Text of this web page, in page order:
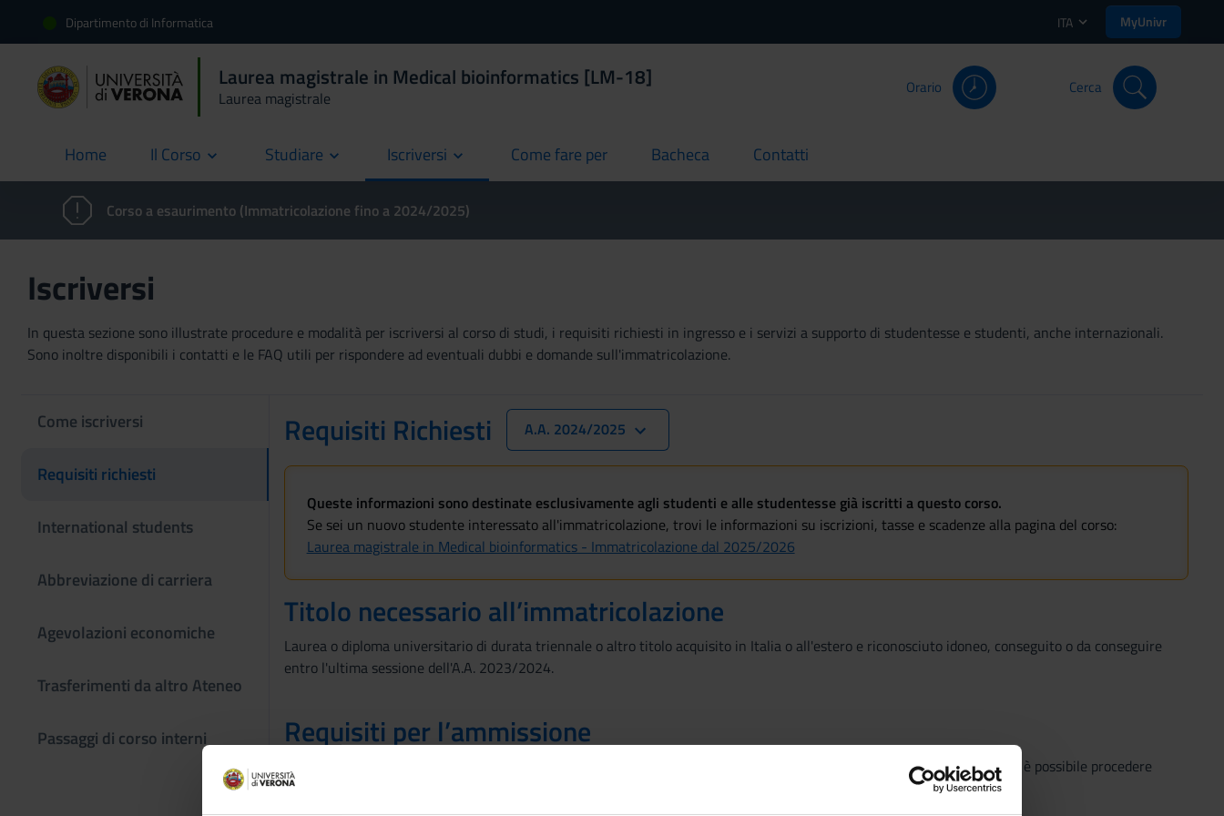
Dipartimento di Informatica ITA MyUnivr
Laurea magistrale in Medical bioinformatics [LM-18]
Laurea magistrale
Orario Cerca
Home
current Il Corso Studiare Iscriversi Come fare per
current Bacheca
current Contatti
current
Corso a esaurimento (Immatricolazione fino a 2024/2025)
Iscriversi
In questa sezione sono illustrate procedure e modalità per iscriversi al corso di studi, i requisiti richiesti in ingresso e i servizi a supporto di studentesse e studenti, anche internazionali.
Sono inoltre disponibili i contatti e le FAQ utili per rispondere ad eventuali dubbi e domande sull'immatricolazione.
Come iscriversi
Requisiti richiesti
International students
Abbreviazione di carriera
Agevolazioni economiche
Trasferimenti da altro Ateneo
Passaggi di corso interni
Requisiti Richiesti A.A. 2024/2025
Queste informazioni sono destinate esclusivamente agli studenti e alle studentesse già iscritti a questo corso.
Se sei un nuovo studente interessato all'immatricolazione, trovi le informazioni su iscrizioni, tasse e scadenze alla pagina del corso:
Laurea magistrale in Medical bioinformatics - Immatricolazione dal 2025/2026
Titolo necessario all’immatricolazione
Laurea o diploma universitario di durata triennale o altro titolo acquisito in Italia o all'estero e riconosciuto idoneo, conseguito o da conseguire
entro l'ultima sessione dell'A.A. 2023/2024.
Requisiti per l’ammissione
È necessario possedere degli specifici requisiti curriculari e un’adeguata preparazione personale, in difetto dei quali non è possibile procedere
all’iscrizione.